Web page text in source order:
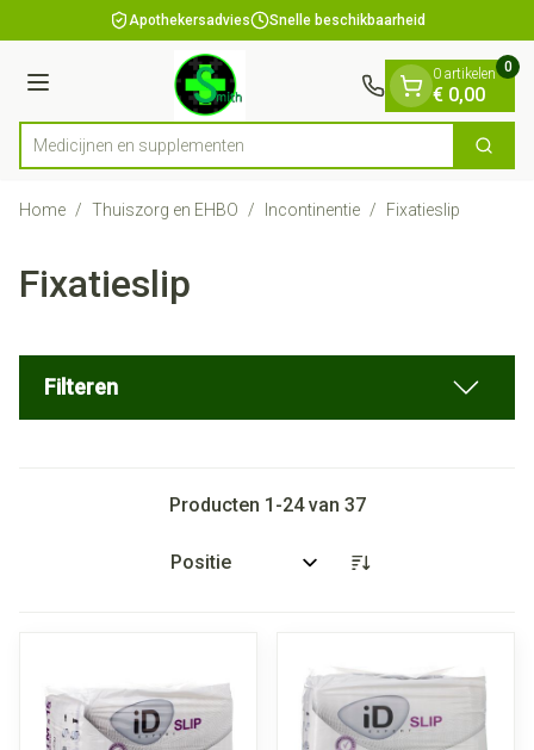
Ga naar de inhoudApothekersadvies Snelle beschikbaarheid
Menu
Product, merk, categorie...
Medi Zoek
0 artikelen
€ 0,00
0
Home / Thuiszorg en EHBO / Incontinentie / Fixatieslip
Fixatieslip
Filteren
Producten 1 -24van 37
Sorteer op: